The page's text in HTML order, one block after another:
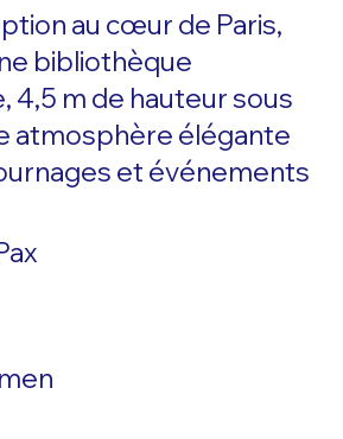
au cœur de Paris,
bibliothèque
4,5 m de hauteur sous
atmosphère élégante
et événements